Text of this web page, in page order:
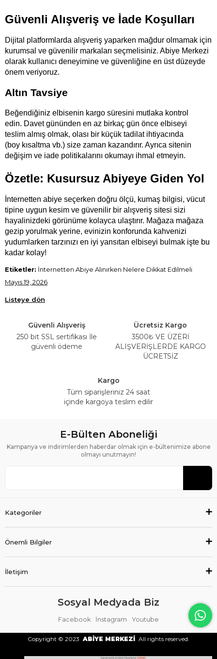
Güvenli Alışveriş ve İade Koşulları
Dijital platformlarda alışveriş yaparken mağdur olmamak için
kurumsal ve güvenilir markaları seçmelisiniz. Abiye Merkezi
olarak kullanıcı deneyimine ve güvenliğine en üst düzeyde
önem veriyoruz.
Altın Tavsiye
Beğendiğiniz elbisenin kargo süresini mutlaka kontrol
edin. Davet gününden en az birkaç gün önce elbiseyi
teslim almış olmak, olası bir küçük tadilat ihtiyacında
(boy kısaltma vb.) size zaman kazandırır. Ayrıca sitenin
değişim ve iade politikalarını okumayı ihmal etmeyin.
Özetle: Kusursuz Abiyeye Giden Yol
İnternetten abiye seçerken doğru ölçü, kumaş bilgisi, vücut
tipine uygun kesim ve güvenilir bir alışveriş sitesi sizi
hayalinizdeki görünüme kolayca ulaştırır. Mağaza mağaza
gezip yorulmak yerine, evinizin konforunda kahvenizi
yudumlarken tarzınızı en iyi yansıtan elbiseyi bulmak işte bu
kadar kolay!
Etiketler: İnternetten Abiye Alınırken Nelere Dikkat Edilmeli
Mayıs 19, 2026
Listeye dön
Güvenli Alışveriş
250 bit SSL sertifikası İle
güvenli ödeme
Ücretsiz Kargo
3500₺ VE ÜZERİ
ALIŞVERİŞLERDE KARGO
ÜCRETSİZ
Kargo
Tüm siparişleriniz 24 saat
içinde kargoya teslim edilir
E-Bülten Aboneliği
Kampanya ve indirimlerden haberdar olmak için e-bültenimize abone
olmayı unutmayın!
Kategoriler
Önemli Bilgiler
İletişim
Sosyal Medyada Biz
Facebook İnstagram Youtube
Copyright © 2023 ABİYE MERKEZİ All rights reserved.